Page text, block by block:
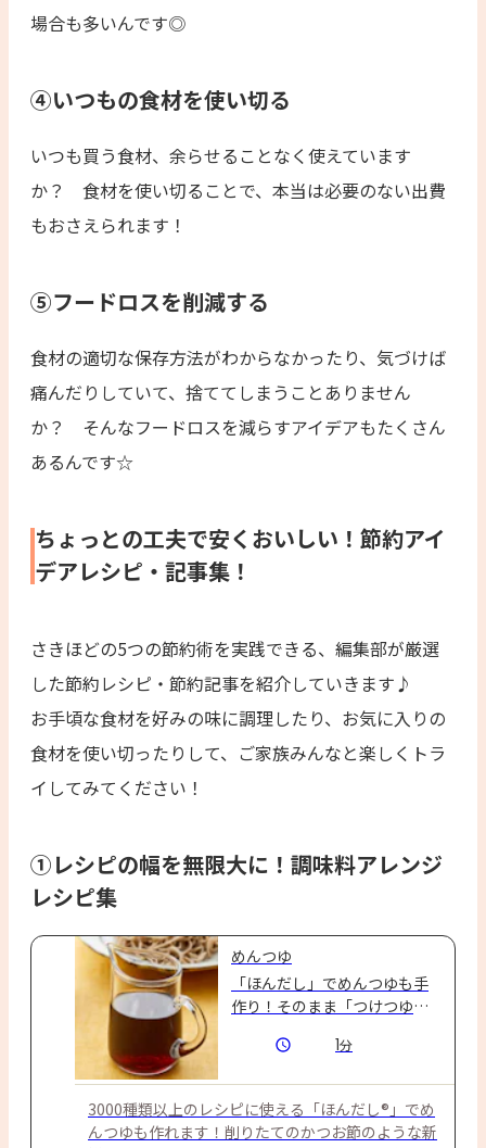
場合も多いんです◎
④いつもの食材を使い切る
いつも買う食材、余らせることなく使えています
か？ 食材を使い切ることで、本当は必要のない出費
もおさえられます！
⑤フードロスを削減する
食材の適切な保存方法がわからなかったり、気づけば
痛んだりしていて、捨ててしまうことありません
か？ そんなフードロスを減らすアイデアもたくさん
あるんです☆
ちょっとの工夫で安くおいしい！節約アイ
デアレシピ・記事集！
さきほどの5つの節約術を実践できる、編集部が厳選
した節約レシピ・節約記事を紹介していきます♪
お手頃な食材を好みの味に調理したり、お気に入りの
食材を使い切ったりして、ご家族みんなと楽しくトラ
イしてみてください！
①レシピの幅を無限大に！調味料アレンジ
レシピ集
めんつゆ
「ほんだし」でめんつゆも手
作り！そのまま「つけつゆ」
めんつゆを切らした時の代用
1分
3000種類以上のレシピに使える「ほんだし®」でめ
んつゆも作れます！削りたてのかつお節のような新